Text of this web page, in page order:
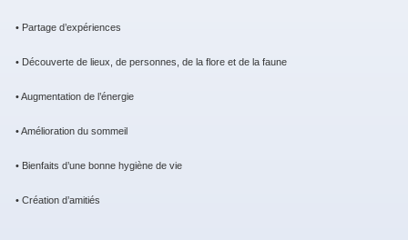
• Partage d’expériences
• Découverte de lieux, de personnes, de la flore et de la faune
• Augmentation de l’énergie
• Amélioration du sommeil
• Bienfaits d’une bonne hygiène de vie
• Création d’amitiés